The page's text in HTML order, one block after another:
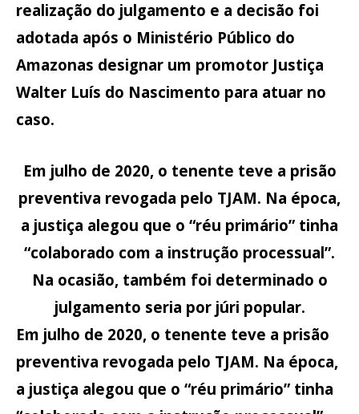
realização do julgamento e a decisão foi
adotada após o Ministério Público do
Amazonas designar um promotor Justiça
Walter Luís do Nascimento para atuar no
caso.
Em julho de 2020, o tenente teve a prisão
preventiva revogada pelo TJAM. Na época,
a justiça alegou que o “réu primário” tinha
“colaborado com a instrução processual”.
Na ocasião, também foi determinado o
julgamento seria por júri popular.
Em julho de 2020, o tenente teve a prisão
preventiva revogada pelo TJAM. Na época,
a justiça alegou que o “réu primário” tinha